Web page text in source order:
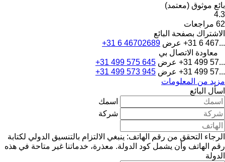
بائع موثوق (معتمد)
4.3
62 مراجعات
الاشتراك بصفحة البائع
+31 6 467... عرض +31 6 46702689
معاودة الاتصال بي
+31 499 57... عرض +31 499 575 645
+31 499 57... عرض +31 499 573 945
مزيد من المعلومات
اسأل البائع
اسمك
شركة
الرجاء التحقق من رقم الهاتف: ينبغي الالتزام بالتنسيق الدولي لكتابة
رقم الهاتف وأن يشمل كود الدولة. معذرة، خدماتنا غير متاحة في هذه
الدولة